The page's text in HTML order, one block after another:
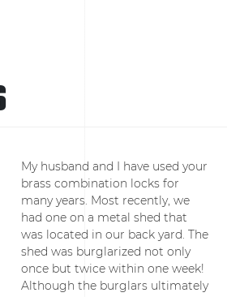
My husband and I have used your
brass combination locks for
many years. Most recently, we
had one on a metal shed that
was located in our back yard. The
shed was burglarized not only
once but twice within one week!
Although the burglars ultimately